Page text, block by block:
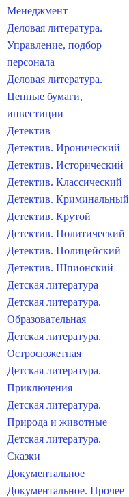
Менеджмент
Деловая литература.
Управление, подбор
персонала
Деловая литература.
Ценные бумаги,
инвестиции
Детектив
Детектив. Иронический
Детектив. Исторический
Детектив. Классический
Детектив. Криминальный
Детектив. Крутой
Детектив. Политический
Детектив. Полицейский
Детектив. Шпионский
Детская литература
Детская литература.
Образовательная
Детская литература.
Остросюжетная
Детская литература.
Приключения
Детская литература.
Природа и животные
Детская литература.
Сказки
Документальное
Документальное. Прочее